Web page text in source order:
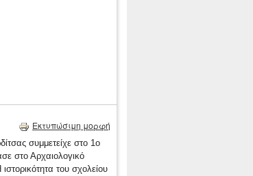
Εκτυπώσιμη μορφή
συμμετείχε στο 1ο
στο Αρχαιολογικό
του σχολείου